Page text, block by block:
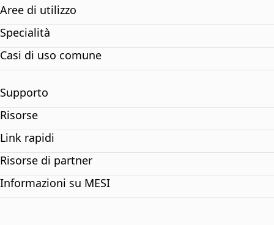
Aree di utilizzo
Specialità
Casi di uso comune
Supporto
Risorse
Link rapidi
Risorse di partner
Informazioni su MESI